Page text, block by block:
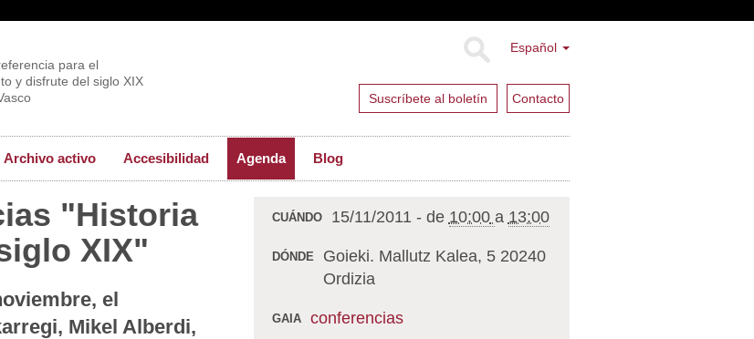
Español
Suscríbete al boletín Contacto
para el
y disfrute del siglo XIX
Archivo activo Accesibilidad Agenda Blog
"Historia
XIX"
el
Mikel Alberdi,
CUÁNDO 15/11/2011 -de 10:00 a 13:00
DÓNDE
Goieki. Mallutz Kalea, 5 20240
Ordizia
GAIA conferencias